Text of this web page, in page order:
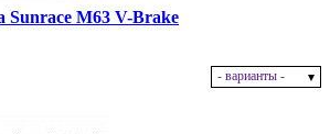
Sunrace M63 V-Brake
- варианты -